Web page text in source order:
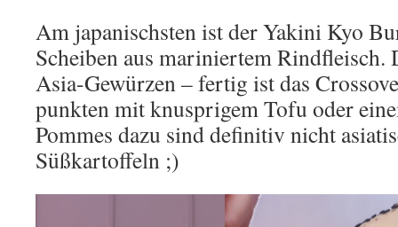
Am japanischsten ist der Yakini Kyo
Scheiben aus mariniertem Rindfleisch.
Asia-Gewürzen – fertig ist das
punkten mit knusprigem Tofu oder
Pommes dazu sind definitiv nicht
Süßkartoffeln ;)